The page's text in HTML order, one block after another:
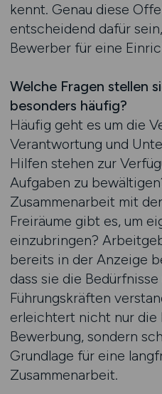
kennt. Genau diese
entscheidend dafür
Bewerber für eine
Welche Fragen stellen
besonders häufig?
Häufig geht es um die
Verantwortung und
Hilfen stehen zur
Aufgaben zu
Zusammenarbeit mit
Freiräume gibt es, um
einzubringen?
bereits in der Anzeige
dass sie die
Führungskräften
erleichtert nicht nur die
Bewerbung, sondern
Grundlage für eine
Zusammenarbeit.